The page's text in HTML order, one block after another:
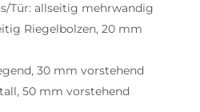
Tür: allseitig mehrwandig
Riegelbolzen, 20 mm
30 mm vorstehend
50 mm vorstehend